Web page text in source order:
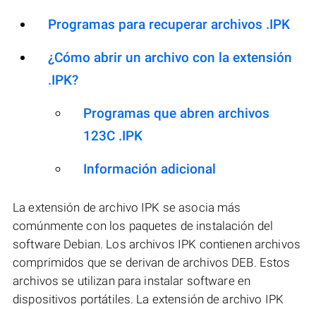
Programas para recuperar archivos .IPK
¿Cómo abrir un archivo con la extensión
.IPK?
Programas que abren archivos
123C .IPK
Información adicional
La extensión de archivo IPK se asocia más
comúnmente con los paquetes de instalación del
software Debian. Los archivos IPK contienen archivos
comprimidos que se derivan de archivos DEB. Estos
archivos se utilizan para instalar software en
dispositivos portátiles. La extensión de archivo IPK